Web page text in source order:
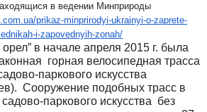
в ведении Минприроды
prikaz-minprirodyi-ukrainyi-o-zaprete-
i-zapovednyih-zonah/
в начале апреля 2015 г. была
горная велосипедная трасса
паркового искусства
Сооружение подобных трасс в
паркового искусства без